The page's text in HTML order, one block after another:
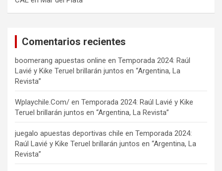
Comentarios recientes
boomerang apuestas online en Temporada 2024: Raúl
Lavié y Kike Teruel brillarán juntos en “Argentina, La
Revista”
Wplaychile.Com/ en Temporada 2024: Raúl Lavié y Kike
Teruel brillarán juntos en “Argentina, La Revista”
juegalo apuestas deportivas chile en Temporada 2024:
Raúl Lavié y Kike Teruel brillarán juntos en “Argentina, La
Revista”